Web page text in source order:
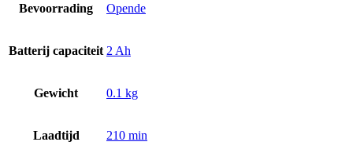
Bevoorrading Opende
Batterij capaciteit 2 Ah
Gewicht 0.1 kg
Laadtijd 210 min